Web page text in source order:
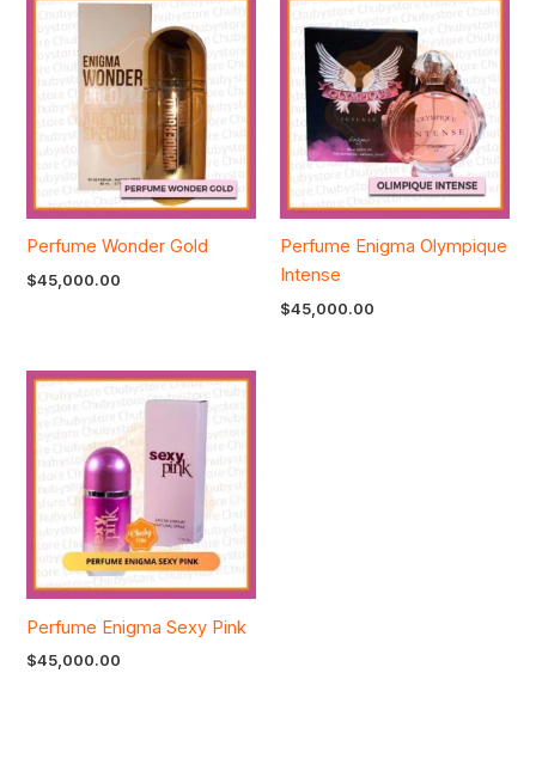
Perfume Wonder Gold
$45,000.00
Perfume Enigma Olympique
Intense
$45,000.00
Perfume Enigma Sexy Pink
$45,000.00